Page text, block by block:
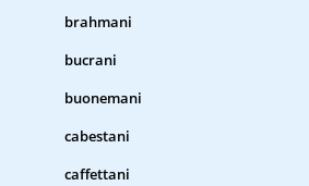
brahmani
bucrani
buonemani
cabestani
caffettani